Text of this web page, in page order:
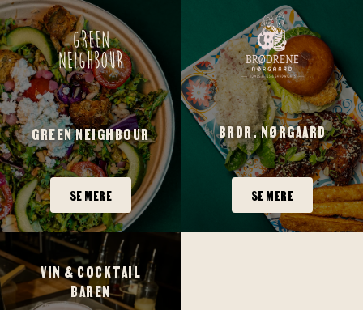
GREEN NEIGHBOUR
SE MERE
BRDR. NØRGAARD
SE MERE
VIN & COCKTAIL
BAREN